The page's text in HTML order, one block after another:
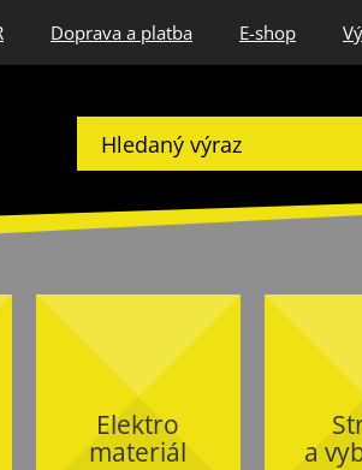
Doprava a platba E-shop
Elektro
materiál
a